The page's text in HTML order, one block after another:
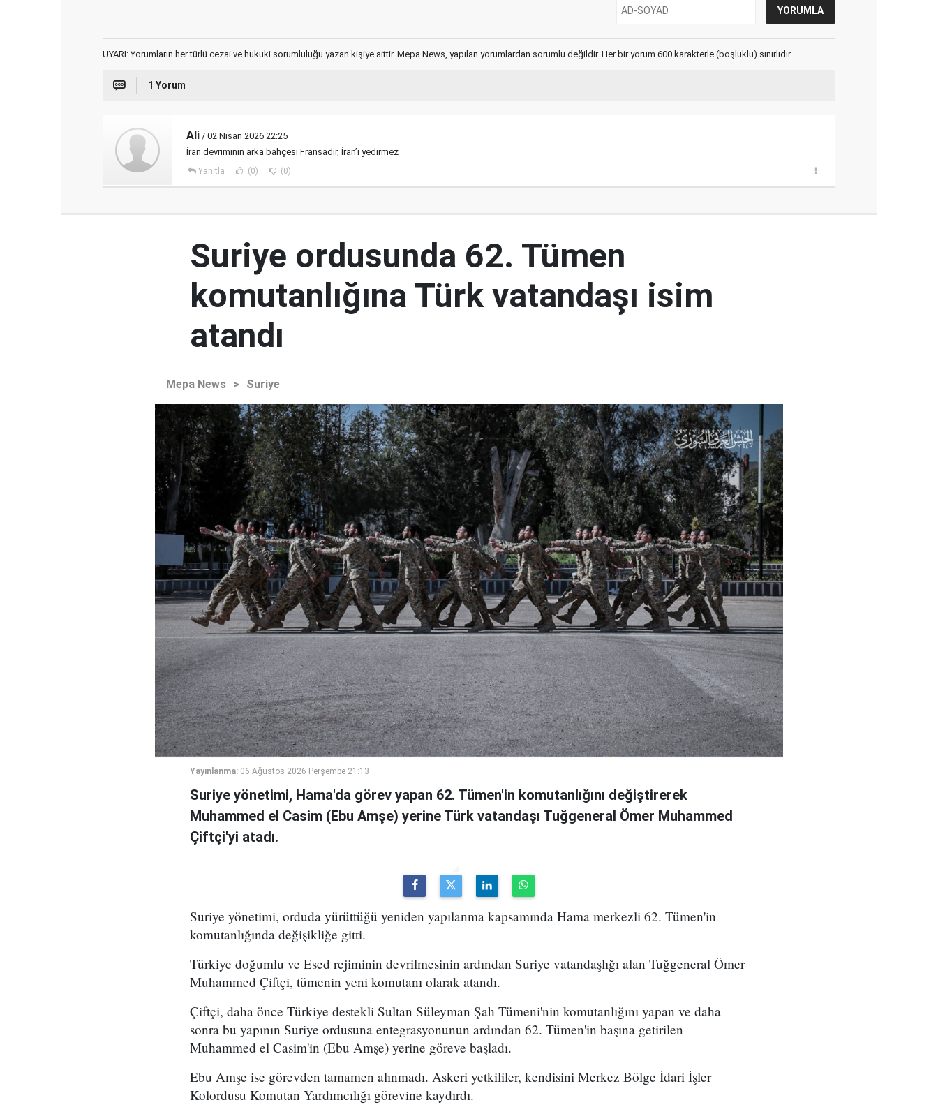
UYARI: Yorumların her türlü cezai ve hukuki sorumluluğu yazan kişiye aittir. Mepa News, yapılan yorumlardan sorumlu değildir. Her bir yorum 600 karakterle (boşluklu) sınırlıdır.
1 Yorum
Ali / 02 Nisan 2026 22:25
İran devriminin arka bahçesi Fransadır, İran’ı yedirmez
Yanıtla (0) (0)
Suriye ordusunda 62. Tümen
komutanlığına Türk vatandaşı isim
atandı
Mepa News > Suriye
Yayınlanma: 06 Ağustos 2026 Perşembe 21:13
Suriye yönetimi, Hama'da görev yapan 62. Tümen'in komutanlığını değiştirerek
Muhammed el Casim (Ebu Amşe) yerine Türk vatandaşı Tuğgeneral Ömer Muhammed
Çiftçi'yi atadı.
Suriye yönetimi, orduda yürüttüğü yeniden yapılanma kapsamında Hama merkezli 62. Tümen'in
komutanlığında değişikliğe gitti.
Türkiye doğumlu ve Esed rejiminin devrilmesinin ardından Suriye vatandaşlığı alan Tuğgeneral Ömer
Muhammed Çiftçi, tümenin yeni komutanı olarak atandı.
Çiftçi, daha önce Türkiye destekli Sultan Süleyman Şah Tümeni'nin komutanlığını yapan ve daha
sonra bu yapının Suriye ordusuna entegrasyonunun ardından 62. Tümen'in başına getirilen
Muhammed el Casim'in (Ebu Amşe) yerine göreve başladı.
Ebu Amşe ise görevden tamamen alınmadı. Askeri yetkililer, kendisini Merkez Bölge İdari İşler
Kolordusu Komutan Yardımcılığı görevine kaydırdı.